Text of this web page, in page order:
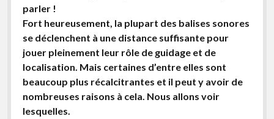
parler !
Fort heureusement, la plupart des balises sonores
se déclenchent à une distance suffisante pour
jouer pleinement leur rôle de guidage et de
localisation. Mais certaines d’entre elles sont
beaucoup plus récalcitrantes et il peut y avoir de
nombreuses raisons à cela. Nous allons voir
lesquelles.